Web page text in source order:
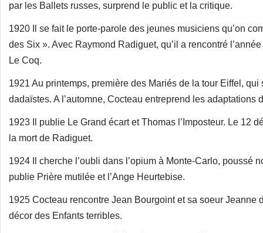
par les Ballets russes, surprend le public et la critique.
1920 Il se fait le porte-parole des jeunes musiciens qu’on
des Six ». Avec Raymond Radiguet, qu’il a rencontré
Le Coq.
1921 Au printemps, première des Mariés de la tour Eiffel, qui
dadaïstes. A l’automne, Cocteau entreprend les adaptations
1923 Il publie Le Grand écart et Thomas l’Imposteur. Le 12
la mort de Radiguet.
1924 Il cherche l’oubli dans l’opium à Monte-Carlo, poussé
publie Prière mutilée et l’Ange Heurtebise.
1925 Cocteau rencontre Jean Bourgoint et sa soeur Jeanne
décor des Enfants terribles.